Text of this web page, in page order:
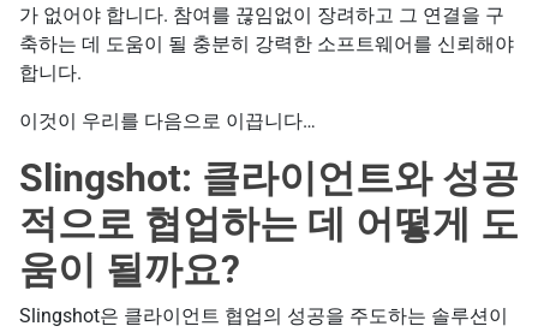
가 없어야 합니다. 참여를 끊임없이 장려하고 그 연결을 구
축하는 데 도움이 될 충분히 강력한 소프트웨어를 신뢰해야
합니다.
이것이 우리를 다음으로 이끕니다…
Slingshot: 클라이언트와 성공
적으로 협업하는 데 어떻게 도
움이 될까요?
Slingshot은 클라이언트 협업의 성공을 주도하는 솔루션이